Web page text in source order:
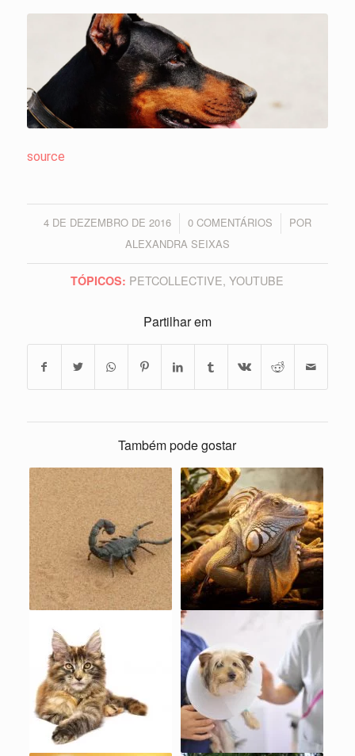
source
4 DE DEZEMBRO DE 2016
/ 0 COMENTÁRIOS
/
POR
ALEXANDRA SEIXAS
TÓPICOS: PETCOLLECTIVE,YOUTUBE
Partilhar em
Também pode gostar